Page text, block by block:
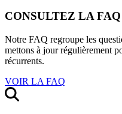
CONSULTEZ LA FAQ
Notre FAQ regroupe les
mettons à jour régulièrement
récurrents.
VOIR LA FAQ